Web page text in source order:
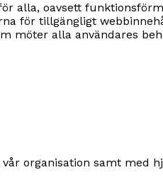
alla, oavsett
för tillgängligt
möter alla användares
organisation samt med